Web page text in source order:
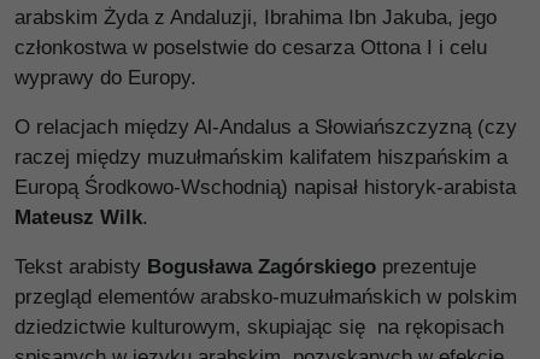
arabskim Żyda z Andaluzji, Ibrahima Ibn Jakuba, jego
członkostwa w poselstwie do cesarza Ottona I i celu
wyprawy do Europy.
O relacjach między Al-Andalus a Słowiańszczyzną (czy
raczej między muzułmańskim kalifatem hiszpańskim a
Europą Środkowo-Wschodnią) napisał historyk-arabista
Mateusz Wilk.
Tekst arabisty Bogusława Zagórskiego prezentuje
przegląd elementów arabsko-muzułmańskich w polskim
dziedzictwie kulturowym, skupiając się na rękopisach